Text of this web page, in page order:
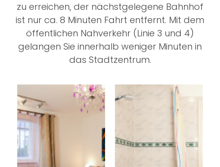
zu erreichen, der nächstgelegene Bahnhof
ist nur ca. 8 Minuten Fahrt entfernt. Mit dem
öffentlichen Nahverkehr (Linie 3 und 4)
gelangen Sie innerhalb weniger Minuten in
das Stadtzentrum.